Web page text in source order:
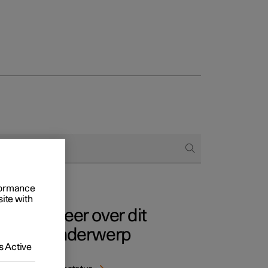
alle aard
Meer over dit
onderwerp
with
Active